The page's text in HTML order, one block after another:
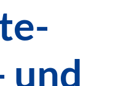
und